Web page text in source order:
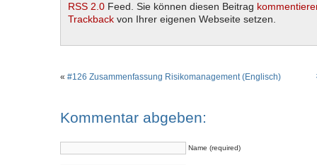
RSS 2.0 Feed. Sie können diesen Beitrag
Trackback von Ihrer eigenen Webseite setzen.
« #126 Zusammenfassung Risikomanagement (Englisch)
Kommentar abgeben:
Name (required)